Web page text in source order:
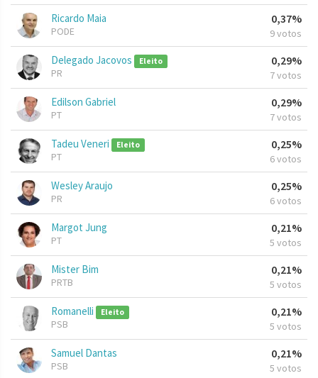
Ricardo Maia
PODE
0,37%
9 votos
Delegado Jacovos Eleito
PR
0,29%
7 votos
Edilson Gabriel
PT
0,29%
7 votos
Tadeu Veneri Eleito
PT
0,25%
6 votos
Wesley Araujo
PR
0,25%
6 votos
Margot Jung
PT
0,21%
5 votos
Mister Bim
PRTB
0,21%
5 votos
Romanelli Eleito
PSB
0,21%
5 votos
Samuel Dantas
PSB
0,21%
5 votos